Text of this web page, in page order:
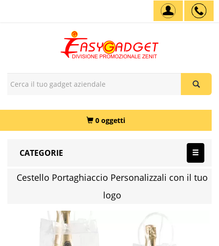
0 oggetti
CATEGORIE
Cestello Portaghiaccio Personalizzali con il tuo
logo